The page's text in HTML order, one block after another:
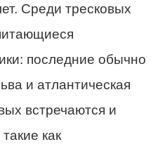
Среди тресковых
последние обычно
и атлантическая
встречаются и
как